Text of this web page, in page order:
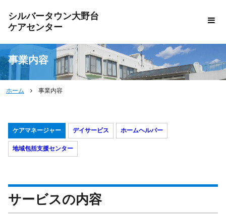
シルバータウン大野台
ケアセンター
事業内容
ホーム 事業内容
ケアマネージャー デイサービス ホームヘルパー
地域包括支援センター
サービスの内容